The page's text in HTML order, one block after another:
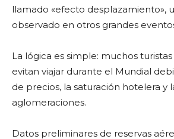
llamado «efecto desplazamiento»,
observado en otros grandes
La lógica es simple: muchos
evitan viajar durante el Mundial
de precios, la saturación hotelera y
aglomeraciones.
Datos preliminares de reservas